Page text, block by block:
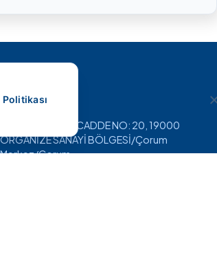
Pınarçay OSB, 5.CADDE NO: 20, 19000
ORGANİZE SANAYİ BÖLGESİ/Çorum
Merkez/Çorum